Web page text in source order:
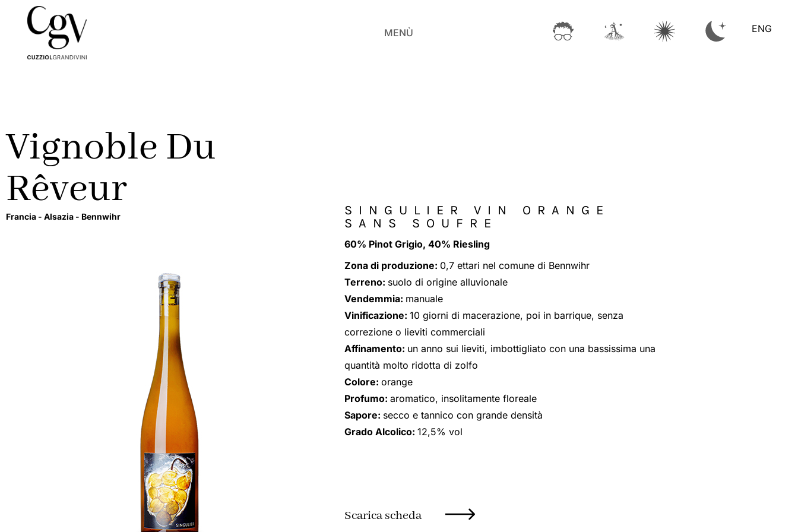
MENÙ ENG
Vignoble Du
Rêveur
Francia - Alsazia - Bennwihr
SINGULIER VIN ORANGE
SANS SOUFRE
60% Pinot Grigio, 40% Riesling
Zona di produzione: 0,7 ettari nel comune di Bennwihr
Terreno: suolo di origine alluvionale
Vendemmia: manuale
Vinificazione: 10 giorni di macerazione, poi in barrique, senza
correzione o lieviti commerciali
Affinamento: un anno sui lieviti, imbottigliato con una bassissima una
quantità molto ridotta di zolfo
Colore: orange
Profumo: aromatico, insolitamente floreale
Sapore: secco e tannico con grande densità
Grado Alcolico: 12,5% vol
Scarica scheda